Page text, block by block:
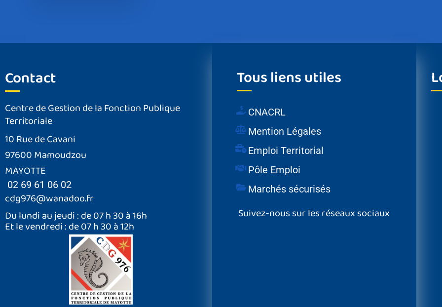
Contact
Centre de Gestion de la Fonction Publique
Territoriale
10 Rue de Cavani
97600 Mamoudzou
MAYOTTE
02 69 61 06 02
cdg976@wanadoo.fr
Du lundi au jeudi : de 07 h 30 à 16h
Et le vendredi : de 07 h 30 à 12h
Tous liens utiles
CNACRL
Mention Légales
Emploi Territorial
Pôle Emploi
Marchés sécurisés
Suivez-nous sur les réseaux sociaux